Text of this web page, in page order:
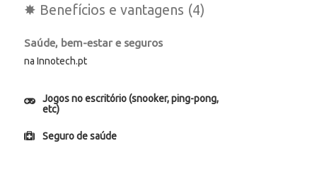
✸ Benefícios e vantagens (4)
Saúde, bem-estar e seguros
na Innotech.pt
Jogos no escritório (snooker, ping-pong,
etc)
Seguro de saúde